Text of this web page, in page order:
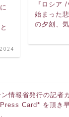
と
『ロシア
始まった
の夕刻、
ン情報省発行の記者カ
Card* を頂き